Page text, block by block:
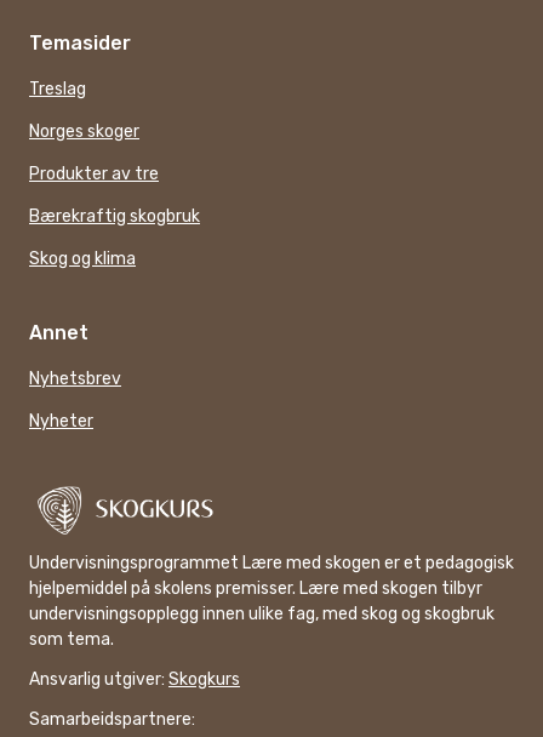
Temasider
Treslag
Norges skoger
Produkter av tre
Bærekraftig skogbruk
Skog og klima
Annet
Nyhetsbrev
Nyheter
Undervisningsprogrammet Lære med skogen er et pedagogisk
hjelpemiddel på skolens premisser. Lære med skogen tilbyr
undervisningsopplegg innen ulike fag, med skog og skogbruk
som tema.
Ansvarlig utgiver: Skogkurs
Samarbeidspartnere: